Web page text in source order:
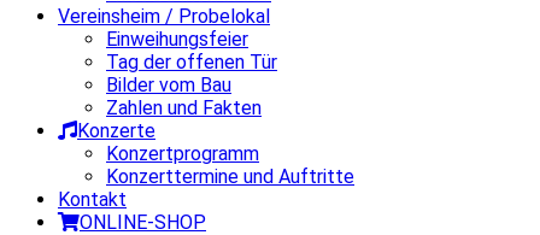
Vereinsheim / Probelokal
Einweihungsfeier
Tag der offenen Tür
Bilder vom Bau
Zahlen und Fakten
Konzerte
Konzertprogramm
Konzerttermine und Auftritte
Kontakt
ONLINE-SHOP